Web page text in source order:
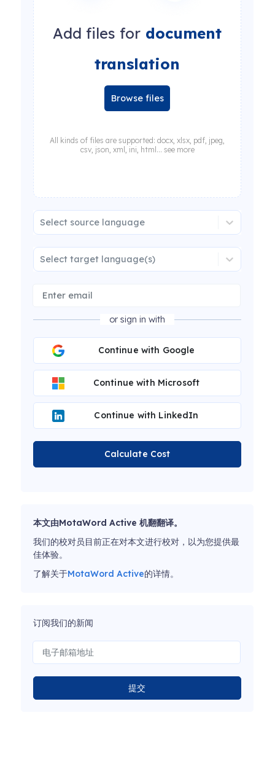
Add files for document
translation
Browse files
All kinds of files are supported: docx, xlsx, pdf, jpeg,
csv, json, xml, ini, html... see more
Select source language
Select target language(s)
or sign in with
Continue with Google
Continue with Microsoft
Continue with LinkedIn
Calculate Cost
本文由MotaWord Active 机翻翻译。
我们的校对员目前正在对本文进行校对，以为您提供最
佳体验。
了解关于MotaWord Active的详情。
订阅我们的新闻
提交